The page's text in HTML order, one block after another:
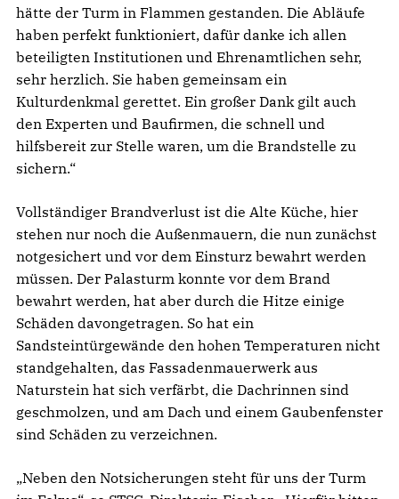
hätte der Turm in Flammen gestanden. Die Abläufe
haben perfekt funktioniert, dafür danke ich allen
beteiligten Institutionen und Ehrenamtlichen sehr,
sehr herzlich. Sie haben gemeinsam ein
Kulturdenkmal gerettet. Ein großer Dank gilt auch
den Experten und Baufirmen, die schnell und
hilfsbereit zur Stelle waren, um die Brandstelle zu
sichern.“
Vollständiger Brandverlust ist die Alte Küche, hier
stehen nur noch die Außenmauern, die nun zunächst
notgesichert und vor dem Einsturz bewahrt werden
müssen. Der Palasturm konnte vor dem Brand
bewahrt werden, hat aber durch die Hitze einige
Schäden davongetragen. So hat ein
Sandsteintürgewände den hohen Temperaturen nicht
standgehalten, das Fassadenmauerwerk aus
Naturstein hat sich verfärbt, die Dachrinnen sind
geschmolzen, und am Dach und einem Gaubenfenster
sind Schäden zu verzeichnen.
„Neben den Notsicherungen steht für uns der Turm